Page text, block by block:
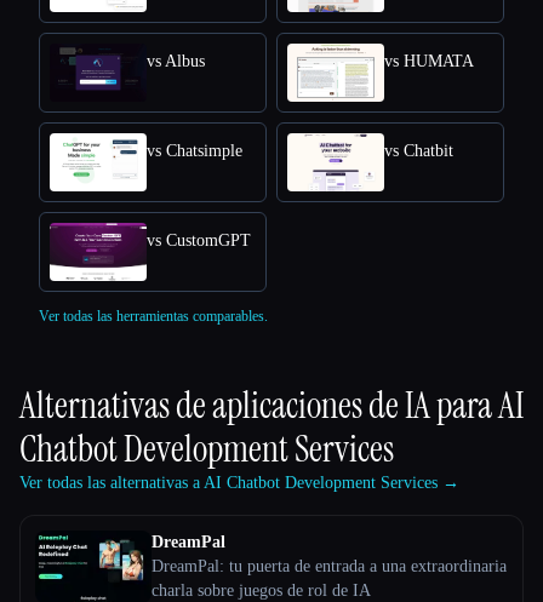
vs Albus vs HUMATA
vs Chatsimple vs Chatbit
vs CustomGPT
Ver todas las herramientas comparables.
Alternativas de aplicaciones de IA paraAI
Chatbot Development Services
Ver todas las alternativas a AI Chatbot Development Services →
DreamPal
DreamPal: tu puerta de entrada a una extraordinaria
charla sobre juegos de rol de IA